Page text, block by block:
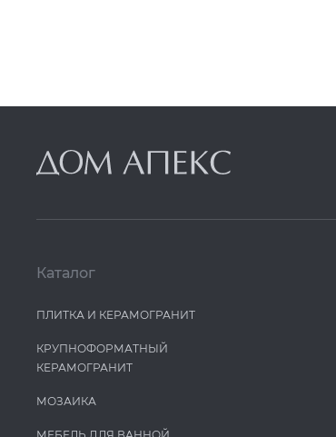
Каталог
ПЛИТКА И КЕРАМОГРАНИТ
КРУПНОФОРМАТНЫЙ
КЕРАМОГРАНИТ
МОЗАИКА